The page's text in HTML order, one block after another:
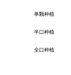
单颗种植
半口种植
全口种植